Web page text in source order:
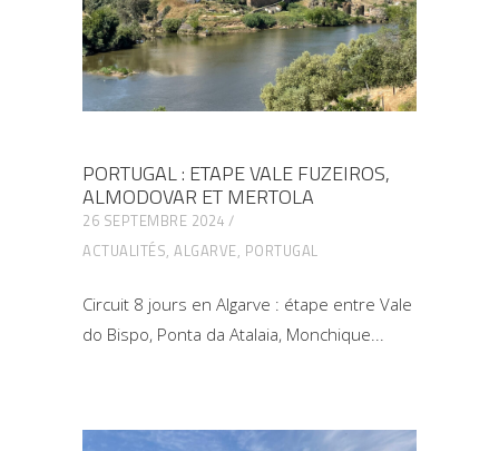
PORTUGAL : ETAPE VALE FUZEIROS,
ALMODOVAR ET MERTOLA
26 SEPTEMBRE 2024
ACTUALITÉS, ALGARVE, PORTUGAL
Circuit 8 jours en Algarve : étape entre Vale
do Bispo, Ponta da Atalaia, Monchique